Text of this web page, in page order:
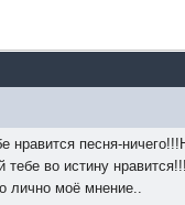
нравится песня-
тебе во истину
лично моё мнение..